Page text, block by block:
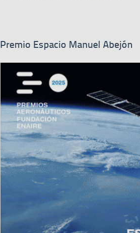
Premio Espacio Manuel Abejón